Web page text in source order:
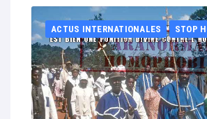
ACTUS INTERNATIONALES STOP